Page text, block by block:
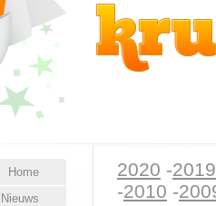
Home
Nieuws
2020 -2019
-2010 -